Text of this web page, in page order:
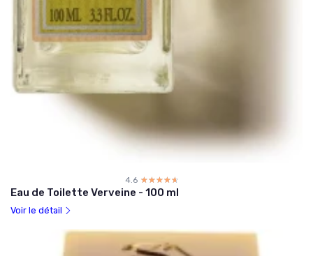
4.6 ☆☆☆☆☆
★★★★★
Eau de Toilette Verveine - 100 ml
Voir le détail